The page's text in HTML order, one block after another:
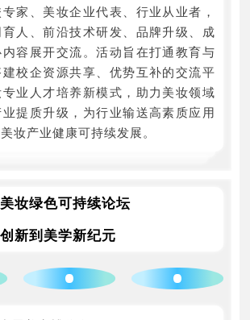
家、美妆企业代表、行业从业者，
人、前沿技术研发、品牌升级、成
容展开交流。活动旨在打通教育与
校企资源共享、优势互补的交流平
业人才培养新模式，助力美妆领域
提质升级，为行业输送高素质应用
妆产业健康可持续发展。
妆绿色可持续论坛
新到美学新纪元